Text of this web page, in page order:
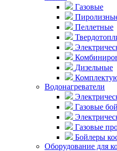
Газовые
Пеллетные
Дизельные
Водонагреватели
Газовые
Газовые
Бойлеры
Оборудование для